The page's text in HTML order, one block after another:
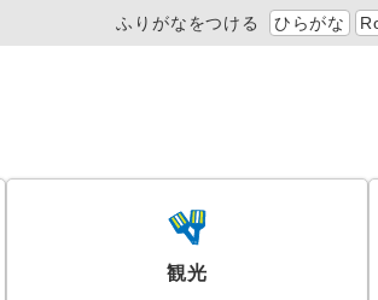
ふりがなをつける ひらがな
観光